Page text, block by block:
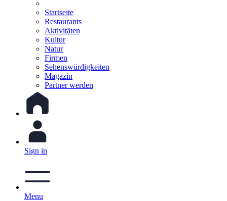
Startseite
Restaurants
Aktivitäten
Kultur
Natur
Firmen
Sehenswürdigkeiten
Magazin
Partner werden
Sign in
Menu